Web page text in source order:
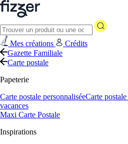
Mes créations
Crédits
Gazette Familiale
Carte postale
Papeterie
Carte postale personnaliséeCarte
vacances
Maxi Carte Postale
Inspirations